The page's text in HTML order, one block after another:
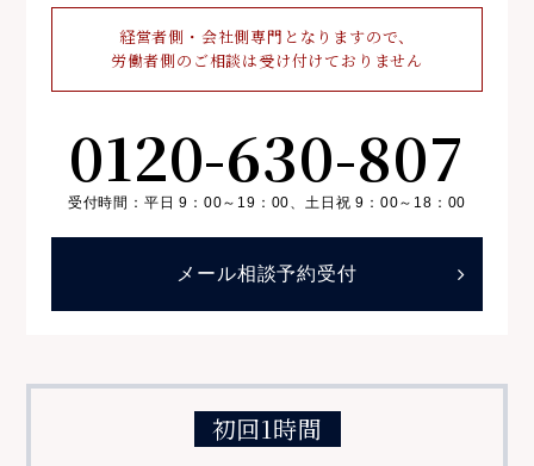
経営者側・会社側専門となりますので、
労働者側のご相談は受け付けておりません
0120-630-807
受付時間：平日 9：00～19：00、 土日祝 9：00～18：00
メール相談予約受付
初回1時間